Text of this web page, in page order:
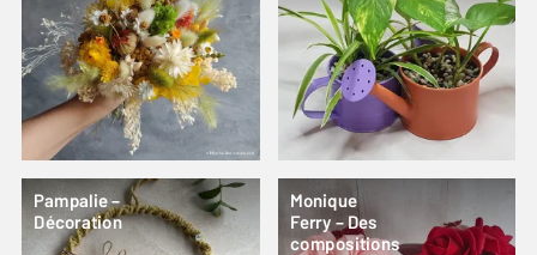
Pampalie –
Décoration
Monique
Ferry – Des
compositions